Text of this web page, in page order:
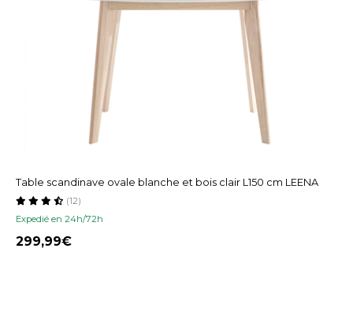
Table scandinave ovale blanche et bois clair L150 cm LEENA
Expedié en 24h/72h
(12)
299,99